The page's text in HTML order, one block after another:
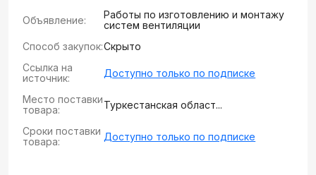
Объявление:
Работы по изготовлению и монтажу
систем вентиляции
Способ закупок:Скрыто
Ссылка на
источник:
Доступно только по подписке
Место поставки
товара:
Туркестанская област...
Сроки поставки
товара:
Доступно только по подписке